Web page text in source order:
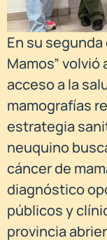
En su segunda
Mamos”
acceso a la
mamografías
estrategia
neuquino
cáncer de
diagnóstico
públicos y
provincia